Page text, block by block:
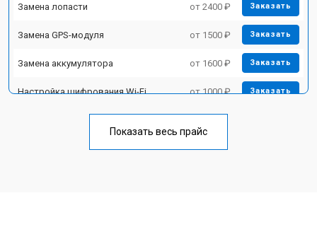
Замена лопасти от 2400 ₽ Заказать
Замена GPS-модуля от 1500 ₽ Заказать
Замена аккумулятора от 1600 ₽ Заказать
Настройка шифрования Wi-Fi от 1000 ₽ Заказать
Замена материнской платы от 2800 ₽
Показать весь прайс